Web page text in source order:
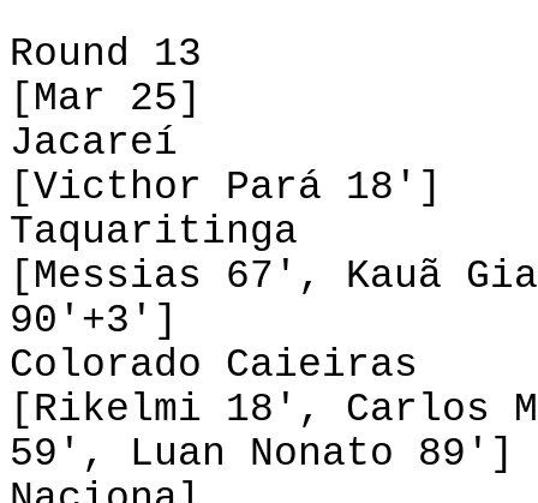
Round 13
[Mar 25]
Jacareí 0-1
[Victhor Pará 18']
Taquaritinga
[Messias 67', Kauã
90'+3']
Colorado
[Rikelmi 18', Carlos
59', Luan Nonato 89']